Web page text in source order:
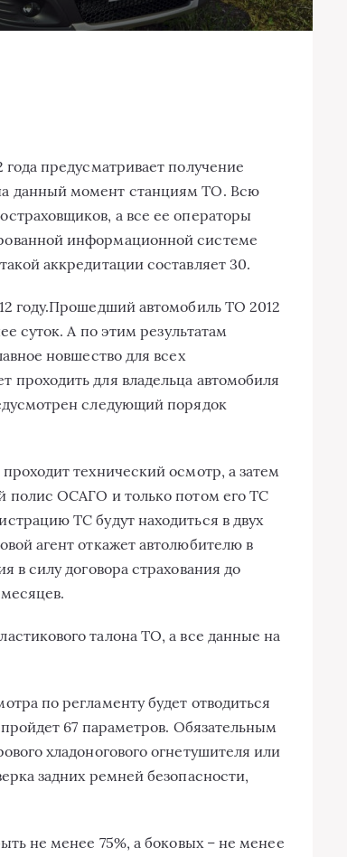
предусматривает получение
данный момент станциям ТО. Всю
а все ее операторы
информационной системе
аккредитации составляет 30.
году.Прошедший автомобиль ТО 2012
суток. А по этим результатам
новшество для всех
для владельца автомобиля
следующий порядок
технический осмотр, а затем
полис ОСАГО и только потом его ТС
ТС будут находиться в двух
агент откажет автолюбителю в
в силу договора страхования до
талона ТО, а все данные на
по регламенту будет отводиться
67 параметров. Обязательным
хладоногового огнетушителя или
задних ремней безопасности,
не менее 75%, а боковых – не менее